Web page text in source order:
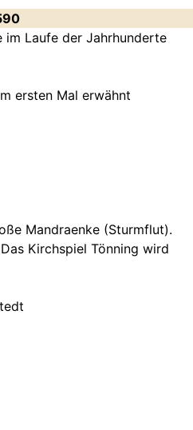
im Laufe der Jahrhunderte
ersten Mal erwähnt
Mandraenke (Sturmflut).
Kirchspiel Tönning wird